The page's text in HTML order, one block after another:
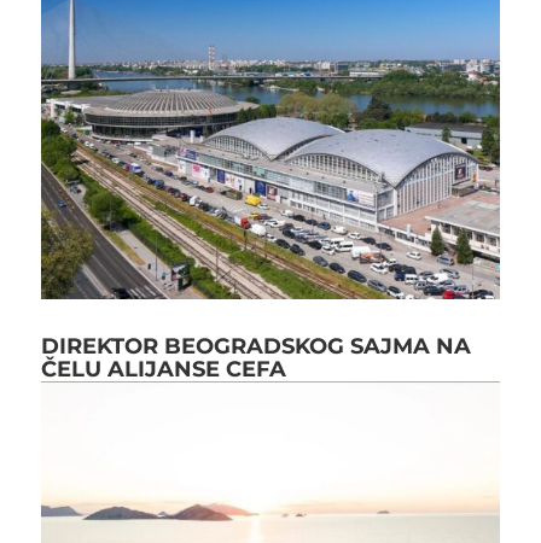
DIREKTOR BEOGRADSKOG SAJMA NA
ČELU ALIJANSE CEFA